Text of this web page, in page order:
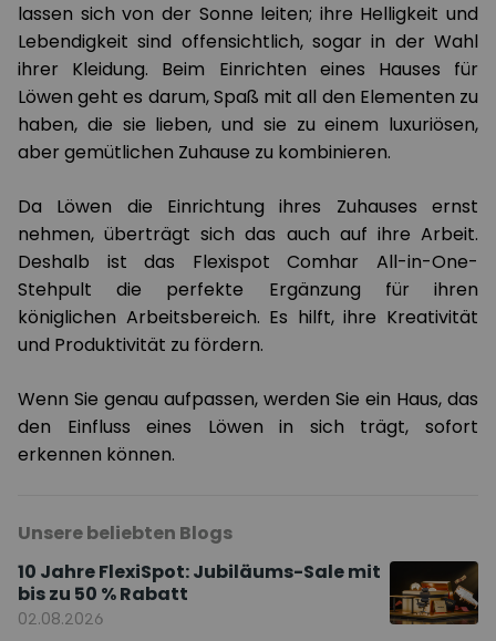
lassen sich von der Sonne leiten; ihre Helligkeit und
Lebendigkeit sind offensichtlich, sogar in der Wahl
ihrer Kleidung. Beim Einrichten eines Hauses für
Löwen geht es darum, Spaß mit all den Elementen zu
haben, die sie lieben, und sie zu einem luxuriösen,
aber gemütlichen Zuhause zu kombinieren.
Da Löwen die Einrichtung ihres Zuhauses ernst
nehmen, überträgt sich das auch auf ihre Arbeit.
Deshalb ist das Flexispot Comhar All-in-One-
Stehpult die perfekte Ergänzung für ihren
königlichen Arbeitsbereich. Es hilft, ihre Kreativität
und Produktivität zu fördern.
Wenn Sie genau aufpassen, werden Sie ein Haus, das
den Einfluss eines Löwen in sich trägt, sofort
erkennen können.
Unsere beliebten Blogs
10 Jahre FlexiSpot: Jubiläums-Sale mit
bis zu 50 % Rabatt
02.08.2026